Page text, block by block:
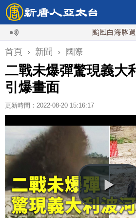
颱風白海豚週末最
首頁 › 新聞 › 國際
二戰未爆彈驚現義大
引爆畫面
更新時間：2022-08-20 15:16:17